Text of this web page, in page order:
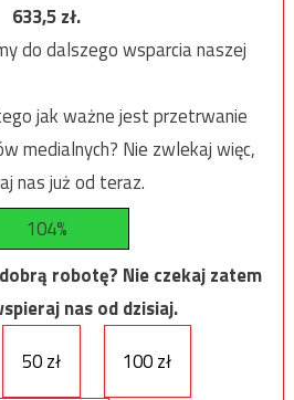
633,5zł.
do dalszego wsparcia naszej
jak ważne jest przetrwanie
medialnych? Nie zwlekaj więc,
nas już od teraz.
104%
robotę? Nie czekaj zatem
nas od dzisiaj.
50 zł 100 zł